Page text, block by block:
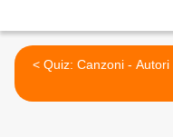
< Quiz: Canzoni - Autori